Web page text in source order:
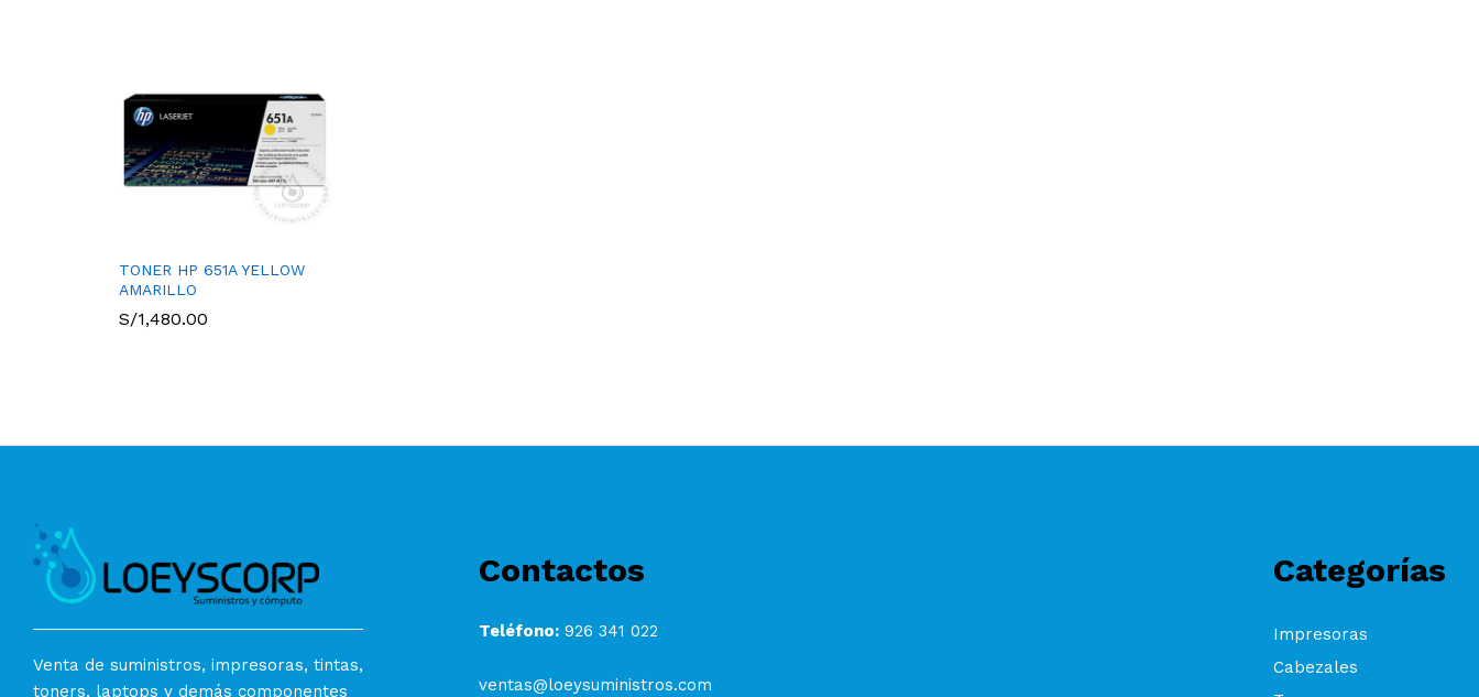
TONER HP 651A YELLOW
AMARILLO
S/1,480.00
Venta de suministros, impresoras, tintas,
toners, laptops y demás componentes
Contactos
Teléfono: 926 341 022
ventas@loeysuministros.com
Categorías
Impresoras
Cabezales